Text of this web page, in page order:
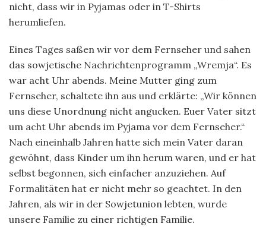
nicht, dass wir in Pyjamas oder in T-Shirts
herumliefen.
Eines Tages saßen wir vor dem Fernseher und sahen
das sowjetische Nachrichtenprogramm „Wremja“. Es
war acht Uhr abends. Meine Mutter ging zum
Fernseher, schaltete ihn aus und erklärte: „Wir können
uns diese Unordnung nicht angucken. Euer Vater sitzt
um acht Uhr abends im Pyjama vor dem Fernseher.“
Nach eineinhalb Jahren hatte sich mein Vater daran
gewöhnt, dass Kinder um ihn herum waren, und er hat
selbst begonnen, sich einfacher anzuziehen. Auf
Formalitäten hat er nicht mehr so geachtet. In den
Jahren, als wir in der Sowjetunion lebten, wurde
unsere Familie zu einer richtigen Familie.